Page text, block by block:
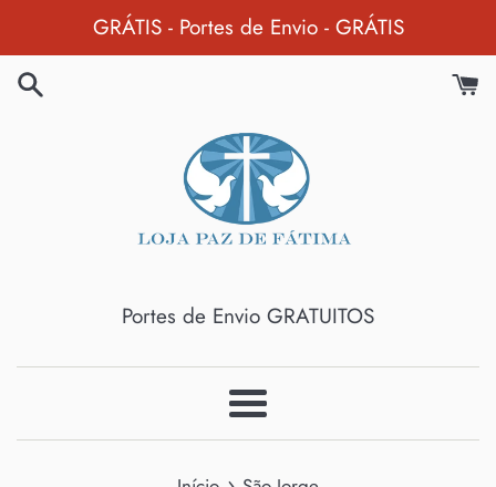
para
GRÁTIS - Portes de Envio - GRÁTIS
Portes de Envio GRATUITOS
Menu